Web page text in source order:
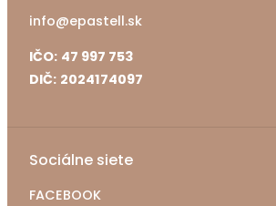
info@epastell.sk
IČO: 47 997 753
DIČ: 2024174097
Sociálne siete
FACEBOOK